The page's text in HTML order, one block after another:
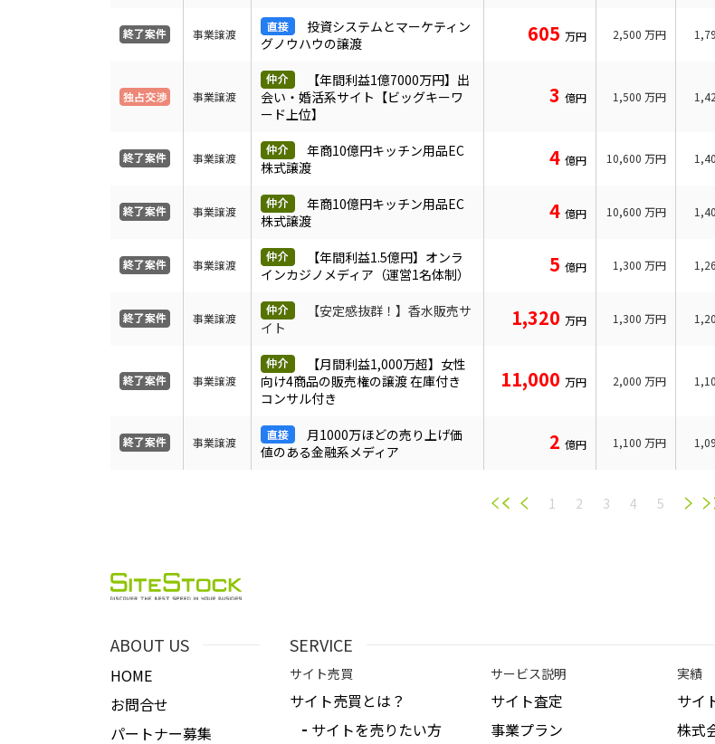
事業譲渡
投資システムとマーケティン
グノウハウの譲渡
605 万円 2,500 万円
事業譲渡
【年間利益1億7000万円】出
会い・婚活系サイト【ビッグキーワ
ード上位】
3 億円 1,500 万円
事業譲渡
年商10億円キッチン用品EC
株式譲渡
4 億円 10,600 万円
事業譲渡
年商10億円キッチン用品EC
株式譲渡
4 億円 10,600 万円
事業譲渡
【年間利益1.5億円】オンラ
インカジノメディア（運営1名体制）
5 億円 1,300 万円
事業譲渡
【安定感抜群！】香水販売サ
イト
1,320 万円 1,300 万円
事業譲渡
【月間利益1,000万超】女性
向け4商品の販売権の譲渡 在庫付き
コンサル付き
11,000 万円 2,000 万円
事業譲渡
月1000万ほどの売り上げ価
値のある金融系メディア
2 億円 1,100 万円
1 2 3 4 5
ABOUT US
HOME
お問合せ
パートナー募集
SERVICE
サイト売買
サイト売買とは？
サイトを売りたい方
サービス説明
サイト査定
事業プラン
実績
サイ
株式